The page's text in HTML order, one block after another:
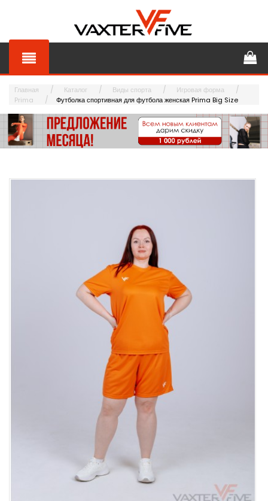
Главная Каталог Виды спорта
Игровая форма
Prima
Футболка спортивная для футбола женская Prima Big Size